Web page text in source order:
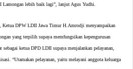
Lamongan lebih baik lagi”, lanjut Agus Yudhi.
Ketua DPW LDII Jawa Timur H.Amrodji menyampaikan
yang terpilih supaya memfungsikan kepengurusan
sebagai ketua DPD LDII supaya menjalankan pelayanan,
“Utamakan pelayanan, yaitu melayani anggota keluarga